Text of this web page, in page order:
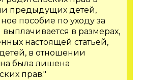
предыдущих детей,
пособие по уходу за
в размерах,
настоящей статьей,
в отношении
была лишена
прав."